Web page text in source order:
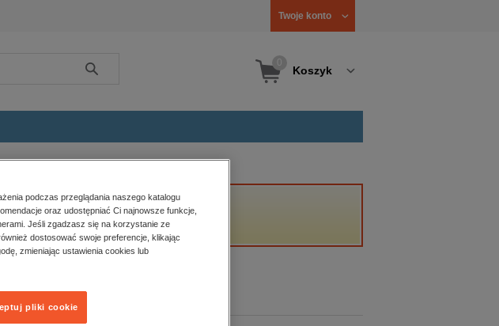
Twoje konto
Szukaj Koszyk
podczas przeglądania naszego katalogu
oraz udostępniać Ci najnowsze funkcje,
Jeśli zgadzasz się na korzystanie ze
dostosować swoje preferencje, klikając
zmieniając ustawienia cookies lub
pliki cookie